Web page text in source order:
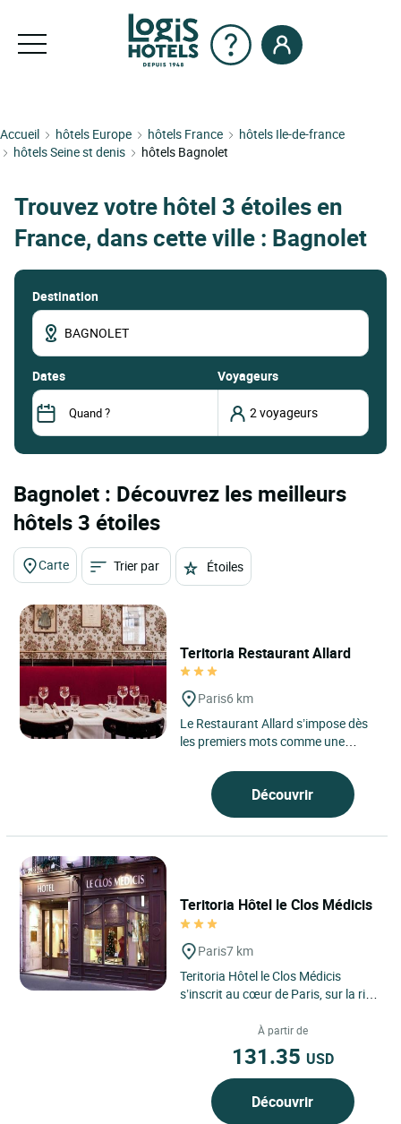
Accueil hôtels Europe hôtels France
hôtels Ile-de-france
hôtels Seine st denis
hôtels Bagnolet
Trouvez votre hôtel 3 étoiles en
France, dans cette ville : Bagnolet
Destination
dates Voyageurs
Bagnolet : Découvrez les meilleurs
hôtels 3 étoiles
Carte Trier par Étoiles
Teritoria Restaurant Allard
Paris6 km
Le Restaurant Allard s’impose dès
les premiers mots comme une
nichée dans le 6ᵉ...
Découvrir
Teritoria Hôtel le Clos Médicis
Paris7 km
Teritoria Hôtel le Clos Médicis
s’inscrit au cœur de Paris, sur la rive
À partir de
131.35 USD
Découvrir